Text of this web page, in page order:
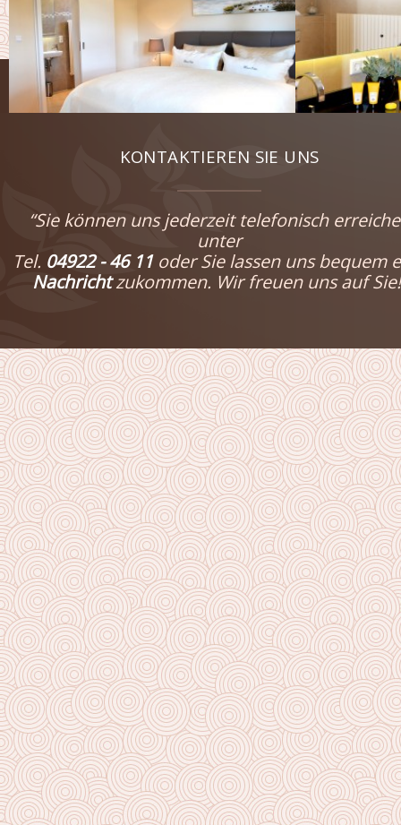
KONTAKTIEREN SIE UNS
“Sie können uns jederzeit telefonisch
unter
Tel. 04922 - 46 11oder Sie lassen uns bequem
Nachrichtzukommen. Wir freuen uns auf